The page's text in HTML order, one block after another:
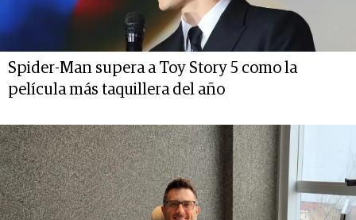
Spider-Man supera a Toy Story 5 como la
película más taquillera del año